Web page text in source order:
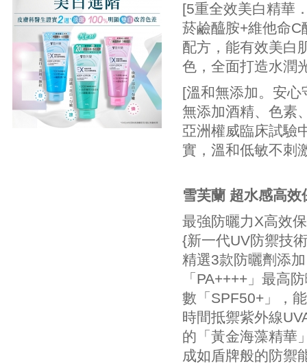
[5重全效美白精華
菸鹼醯胺+維他命
配方，能有效美白
色，全面打造水潤
[溫和無添加。安心
無添加酒精、色素
亞洲權威臨床試驗
實，溫和低敏不刺
雪芙蘭 超水感高
最強防曬力X高效
{新一代UV防禦技
精選3款防曬劑添
「PA++++」最高
數「SPF50+」，
時間抵禦紫外線
的「黃金海藻精華
成如盾牌般的防禦